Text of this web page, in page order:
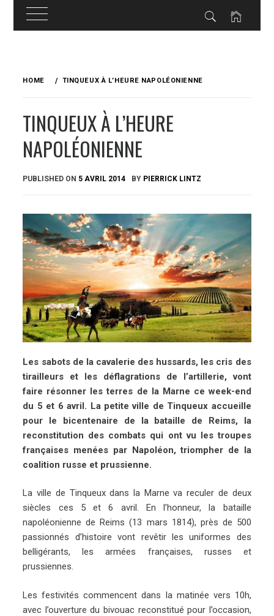
HOME TINQUEUX À L’HEURE NAPOLÉONIENNE
TINQUEUX À L’HEURE
NAPOLÉONIENNE
PUBLISHED ON 5 AVRIL 2014 BY PIERRICK LINTZ
Les sabots de la cavalerie des hussards, les cris des
tirailleurs et les déflagrations de l’artillerie, vont
faire résonner les terres de la Marne ce week-end
du 5 et 6 avril. La petite ville de Tinqueux accueille
pour le bicentenaire de la bataille de Reims, la
reconstitution des combats qui ont vu les troupes
françaises menées par Napoléon, triompher de la
coalition russe et prussienne.
La ville de Tinqueux dans la Marne va reculer de deux
siècles ces 5 et 6 avril. En l’honneur, la bataille
napoléonienne de Reims (13 mars 1814), près de 500
passionnés d’histoire vont revêtir les uniformes des
belligérants, les armées françaises, russes et
prussiennes.
Les festivités commencent dans la matinée vers 10h,
avec l’ouverture du bivouac reconstitué pour l’occasion,